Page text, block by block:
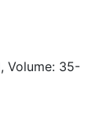
Volume: 35-